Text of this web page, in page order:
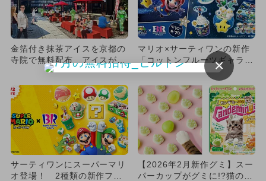
金箔付き抹茶アイスを京都の
寺院で無料配布 アイスが食
べられるラッピングタクシー
マリオ×サーティワンの新作
「コットンフルーツギャラク
シー」が新登場 グッズも豪
サーティワンにスーパーマリ
オ登場！ 2種類の新作フレ
【2026年2月新作グミ】スー
パーカップがグミに!?猫の日
×